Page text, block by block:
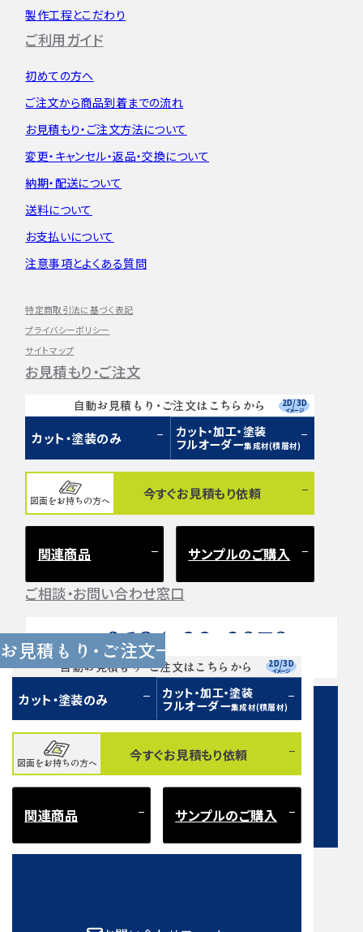
お見積もり・ご注文
自動お見積もり・ご注文はこちらから
カット・塗装のみ
カット・加工・塗装
フルオーダー集成材(積層材)
2D/3D
イメージ
図面をお持ちの方へ 今すぐお見積もり依頼
関連商品 サンプルのご購入
製作工程とこだわり
ご利用ガイド
初めての方へ
ご注文から商品到着までの流れ
お見積もり・ ご注文方法について
変更・キャンセル・返品・交換について
納期・配送について
送料について
お支払いについて
注意事項とよくある質問
特定商取引法に基づく表記
プライバシーポリシー
サイトマップ
お見積もり・ご注文
自動お見積もり・ご注文はこちらから
カット・塗装のみ
カット・加工・塗装
フルオーダー集成材(積層材)
2D/3D
イメージ
図面をお持ちの方へ 今すぐお見積もり依頼
関連商品 サンプルのご購入
ご相談・お問い合わせ窓口
Tel. 0584-33-2070
営業時間 9:00〜17:00（土日祝 定休）
お問い合わせフォーム